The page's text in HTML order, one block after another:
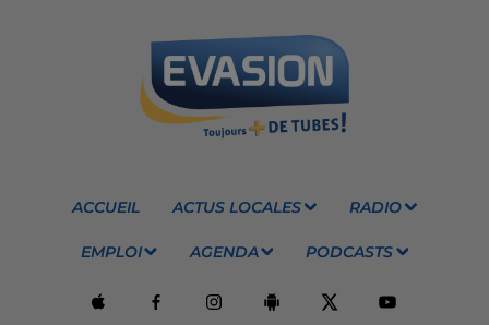
ACCUEIL ACTUS LOCALES RADIO
EMPLOI AGENDA PODCASTS